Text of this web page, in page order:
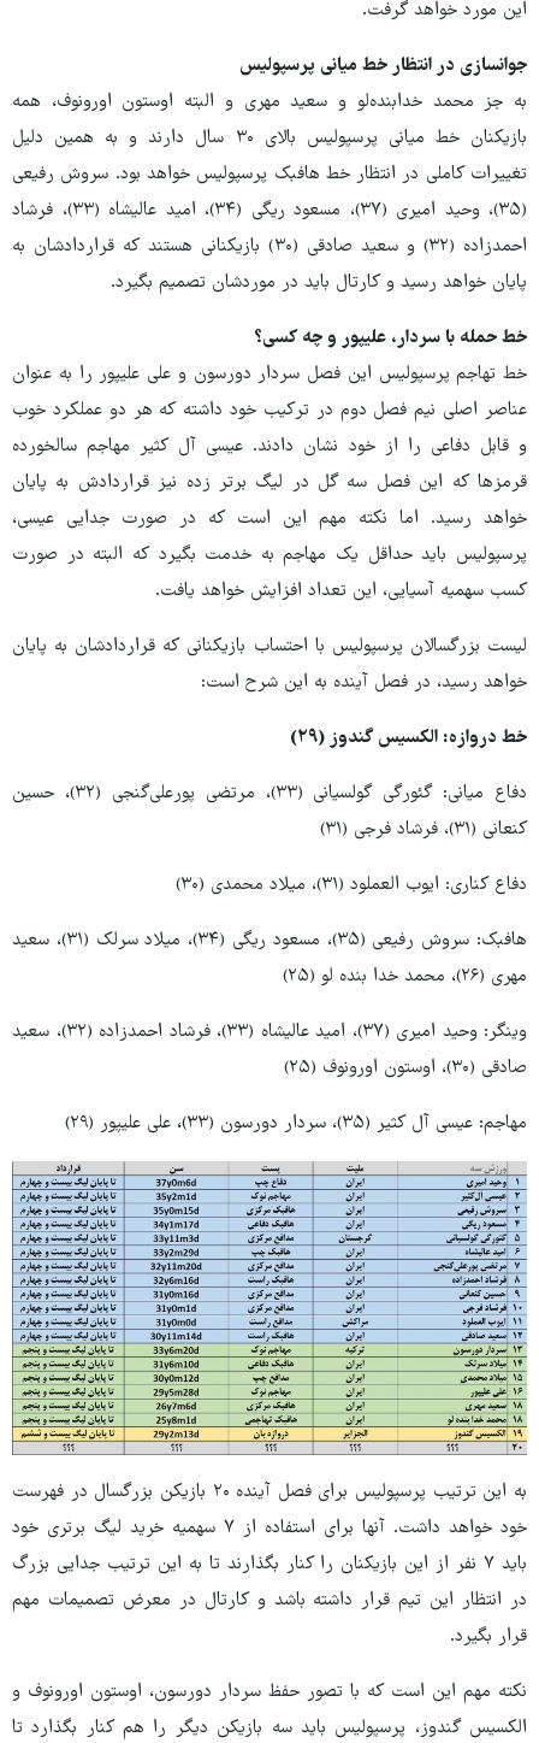
این مورد خواهد گرفت.
جوانسازی در انتظار خط میانی پرسپولیس
به جز محمد خدابنده‌لو و سعید مهری و البته اوستون اورونوف، همه
بازیکنان خط میانی پرسپولیس بالای ۳۰ سال دارند و به همین دلیل
تغییرات کاملی در انتظار خط هافبک پرسپولیس خواهد بود. سروش رفیعی
(۳۵)، وحید امیری (۳۷)، مسعود ریگی (۳۴)، امید عالیشاه (۳۳)، فرشاد
احمدزاده (۳۲) و سعید صادقی (۳۰) بازیکنانی هستند که قراردادشان به
پایان خواهد رسید و کارتال باید در موردشان تصمیم بگیرد.
خط حمله با سردار، علیپور و چه کسی؟
خط تهاجم پرسپولیس این فصل سردار دورسون و علی علیپور را به عنوان
عناصر اصلی نیم فصل دوم در ترکیب خود داشته که هر دو عملکرد خوب
و قابل دفاعی را از خود نشان دادند. عیسی آل کثیر مهاجم سالخورده
قرمزها که این فصل سه گل در لیگ برتر زده نیز قراردادش به پایان
خواهد رسید. اما نکته مهم این است که در صورت جدایی عیسی،
پرسپولیس باید حداقل یک مهاجم به خدمت بگیرد که البته در صورت
کسب سهمیه آسیایی، این تعداد افزایش خواهد یافت.
لیست بزرگسالان پرسپولیس با احتساب بازیکنانی که قراردادشان به پایان
خواهد رسید، در فصل آینده به این شرح است:
خط دروازه: الکسیس گندوز (۲۹)
دفاع میانی: گئورگی گولسیانی (۳۳)، مرتضی پورعلی‌گنجی (۳۲)، حسین
کنعانی (۳۱)، فرشاد فرجی (۳۱)
دفاع کناری: ایوب العملود (۳۱)، میلاد محمدی (۳۰)
هافبک: سروش رفیعی (۳۵)، مسعود ریگی (۳۴)، میلاد سرلک (۳۱)، سعید
مهری (۲۶)، محمد خدا بنده لو (۲۵)
وینگر: وحید امیری (۳۷)، امید عالیشاه (۳۳)، فرشاد احمدزاده (۳۲)، سعید
صادقی (۳۰)، اوستون اورونوف (۲۵)
مهاجم: عیسی آل کثیر (۳۵)، سردار دورسون (۳۳)، علی علیپور (۲۹)
به این ترتیب پرسپولیس برای فصل آینده ۲۰ بازیکن بزرگسال در فهرست
خود خواهد داشت. آنها برای استفاده از ۷ سهمیه خرید لیگ برتری خود
باید ۷ نفر از این بازیکنان را کنار بگذارند تا به این ترتیب جدایی بزرگ
در انتظار این تیم قرار داشته باشد و کارتال در معرض تصمیمات مهم
قرار بگیرد.
نکته مهم این است که با تصور حفظ سردار دورسون، اوستون اورونوف و
الکسیس گندوز، پرسپولیس باید سه بازیکن دیگر را هم کنار بگذارد تا